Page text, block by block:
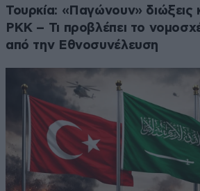
Τουρκία: «Παγώνουν» διώξεις
PKK – Τι προβλέπει το
από την Εθνοσυνέλευση